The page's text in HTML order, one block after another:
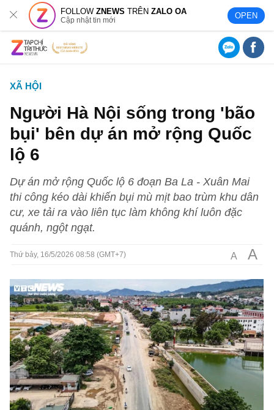
FOLLOWZNEWS TRÊNZALO OA
Cập nhật tin mới OPEN
XÃ HỘI
Người Hà Nội sống trong 'bão
bụi' bên dự án mở rộng Quốc
lộ 6
Dự án mở rộng Quốc lộ 6 đoạn Ba La - Xuân Mai
thi công kéo dài khiến bụi mù mịt bao trùm khu dân
cư, xe tải ra vào liên tục làm không khí luôn đặc
quánh, ngột ngạt.
Thứ bảy, 16/5/2026 08:58 (GMT+7) A A